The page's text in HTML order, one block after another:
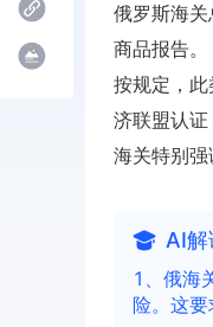
俄罗斯海
商品报告。
按规定，
济联盟认证
海关特别
AI解
1、俄海
险。这